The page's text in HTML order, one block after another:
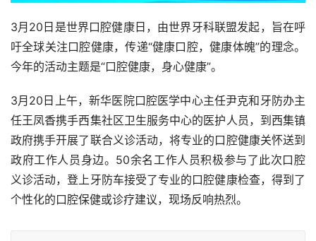
3月20日是世界口腔健康日，由世界牙科联盟发起，旨在呼
吁全球关注口腔健康，传递“健康口腔，健康体魄”的理念。
今年的活动主题是“口腔健康，身心健康”。
3月20日上午，新华医院口腔医学中心主任尹克和牙防办主
任王凤香携手西集社区卫生服务中心的医护人员，到西集镇
政府携手开展了联合义诊活动，将专业的口腔健康关怀送到
政府工作人员身边。50余名工作人员积极参与了此次口腔
义诊活动，登上牙防车接受了专业的口腔健康检查，得到了
个性化的口腔保健或诊疗建议，现场反响热烈。